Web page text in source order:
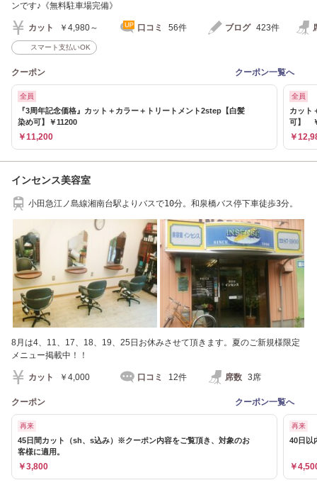
ンです♪《無料駐車場完備》
カット ￥4,980～ 口コミ 56件 ブログ 423件
スマート支払いOK
クーポン クーポン一覧へ
全員
『3周年記念価格』カット＋カラー＋トリートメント2step【白髪
染め可】￥11200
￥11,200
全員
カット
可】
￥
インセンス美容室
小田急江ノ島線湘南台駅よりバスで10分。和泉橋バス停下車徒歩3分。
8月は4、11、17、18、19、25日お休みさせて頂きます。夏のご新規様限定
メニュー掲載中！！
カット ￥4,000 口コミ 12件 席数 3席
クーポン クーポン一覧へ
再来
45日間カット（sh、s込み）※クーポン内容をご覧頂き、対象のお
客様に適用。
￥3,800
再来
40日以
￥